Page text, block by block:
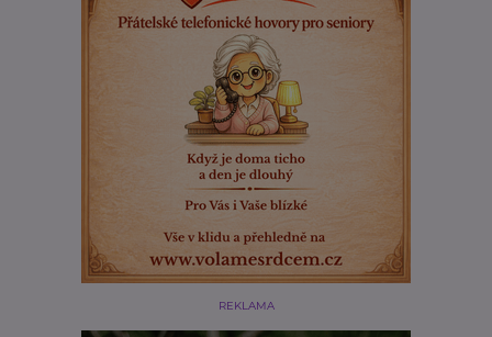
REKLAMA